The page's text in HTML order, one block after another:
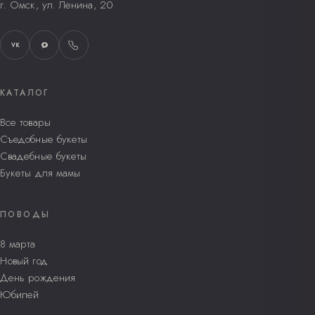
г. Омск, ул. Ленина, 20
VK
КАТАЛОГ
Все товары
Съедобные букеты
Свадебные букеты
Букеты для мамы
ПОВОДЫ
8 марта
Новый год
День рождения
Юбилей